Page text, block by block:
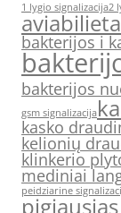
1 lygio signalizacija2
bakterijos i
bakterijos
gsm signalizacija
kasko
kelionių
klinkerio
mediniai
peidziarine